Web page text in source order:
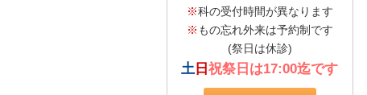
※科の受付時間が異なります
※ もの忘れ外来は予約制です
(祭日は休診)
土 日祝祭日は17:00迄です